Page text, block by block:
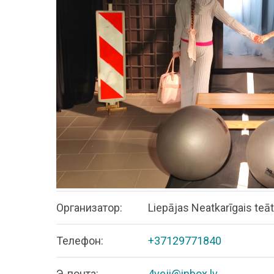
Организатор: Liepājas Neatkarīgais
Телефон: +37129771840